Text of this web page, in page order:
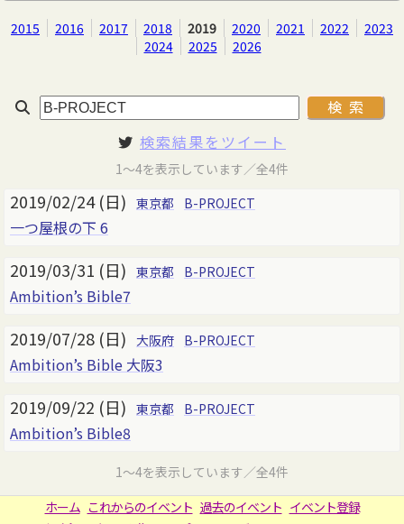
2015 2016 2017 2018 2019 2020 2021 2022
2023
2024
2025 2026
検索結果をツイート
1～4を表示しています／全4件
2019/02/24 (日) 東京都 B-PROJECT
一つ屋根の下 6
2019/03/31 (日) 東京都 B-PROJECT
Ambition’s Bible7
2019/07/28 (日) 大阪府 B-PROJECT
Ambition’s Bible 大阪3
2019/09/22 (日) 東京都 B-PROJECT
Ambition’s Bible8
1～4を表示しています／全4件
ホーム これからのイベント 過去のイベント イベント登録